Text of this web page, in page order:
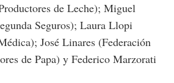
de Leche); Miguel
Seguros); Laura Llopi
José Linares (Federación
de Papa) y Federico Marzorati